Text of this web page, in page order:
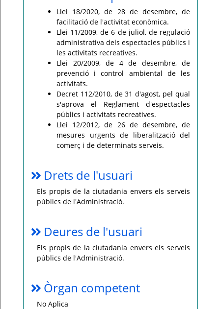
Llei 18/2020, de 28 de desembre, de
facilitació de l'activitat econòmica.
Llei 11/2009, de 6 de juliol, de regulació
administrativa dels espectacles públics i
les activitats recreatives.
Llei 20/2009, de 4 de desembre, de
prevenció i control ambiental de les
activitats.
Decret 112/2010, de 31 d'agost, pel qual
s'aprova el Reglament d'espectacles
públics i activitats recreatives.
Llei 12/2012, de 26 de desembre, de
mesures urgents de liberalització del
comerç i de determinats serveis.
Drets de l'usuari
Els propis de la ciutadania envers els serveis
públics de l'Administració.
Deures de l'usuari
Els propis de la ciutadania envers els serveis
públics de l'Administració.
Òrgan competent
No Aplica